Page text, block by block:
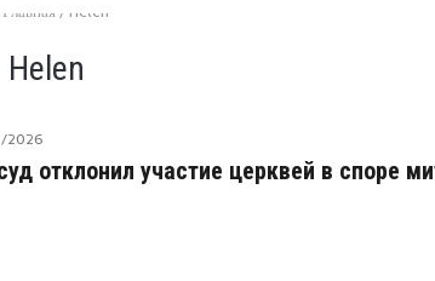
Главная / Helen
Helen
2026
отклонил участие церквей в споре